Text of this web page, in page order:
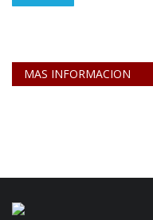
MAS INFORMACION